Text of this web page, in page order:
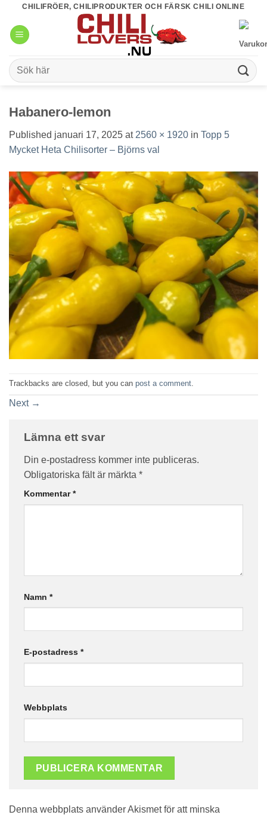
content
CHILIFRÖER, CHILIPRODUKTER OCH FÄRSK CHILI ONLINE
Sök
efter:
Habanero-lemon
Published januari 17, 2025 at 2560 × 1920 in Topp 5
Mycket Heta Chilisorter – Björns val
Trackbacks are closed, but you can post a comment.
Next →
Lämna ett svar
Din e-postadress kommer inte publiceras.
Obligatoriska fält är märkta *
Kommentar*
Namn *
E-postadress *
Webbplats
Denna webbplats använder Akismet för att minska